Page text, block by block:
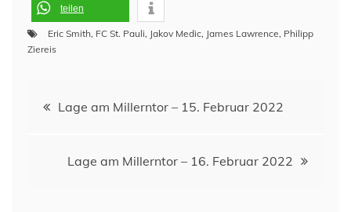
teilen
Eric Smith, FC St. Pauli, Jakov Medic, James Lawrence, Philipp
Ziereis
Beitragsnavigation
Lage am Millerntor – 15. Februar 2022
Lage am Millerntor – 16. Februar 2022